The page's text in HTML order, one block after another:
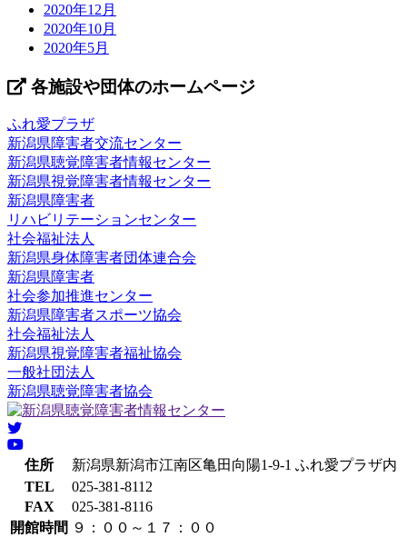
2020年12月
2020年10月
2020年5月
各施設や団体のホームページ
ふれ愛プラザ
新潟県障害者交流センター
新潟県聴覚障害者情報センター
新潟県視覚障害者情報センター
新潟県障害者
リハビリテーションセンター
社会福祉法人
新潟県身体障害者団体連合会
新潟県障害者
社会参加推進センター
新潟県障害者スポーツ協会
社会福祉法人
新潟県視覚障害者福祉協会
一般社団法人
新潟県聴覚障害者協会
住所
新潟県新潟市江南区亀田向陽1-9-1 ふれ愛プラザ内
TEL
025-381-8112
FAX
025-381-8116
開館時間 ９：００～１７：００